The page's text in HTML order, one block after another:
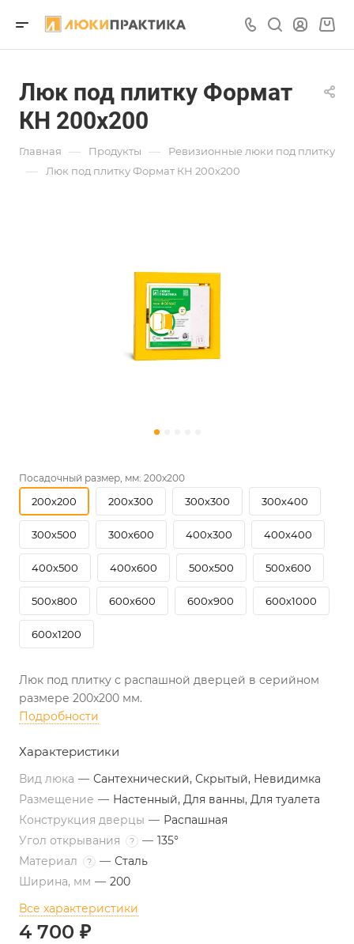
Люк под плитку Формат
КН 200х200
Главная — Продукты — Ревизионные люки под плитку
— Люк под плитку Формат КН 200х200
Посадочный размер, мм: 200х200
200х200 200х300 300х300 300х400
300х500 300х600 400х300 400х400
400х500 400х600 500х500 500х600
500х800 600х600 600х900 600х1000
600х1200
Люк под плитку с распашной дверцей в серийном
размере 200х200 мм.
Подробности
Характеристики
Вид люка — Сантехнический, Скрытый, Невидимка
Размещение — Настенный, Для ванны, Для туалета
Конструкция дверцы — Распашная
Угол открывания
? — 135°
Материал
? — Сталь
Ширина, мм — 200
Все характеристики
4 700 ₽